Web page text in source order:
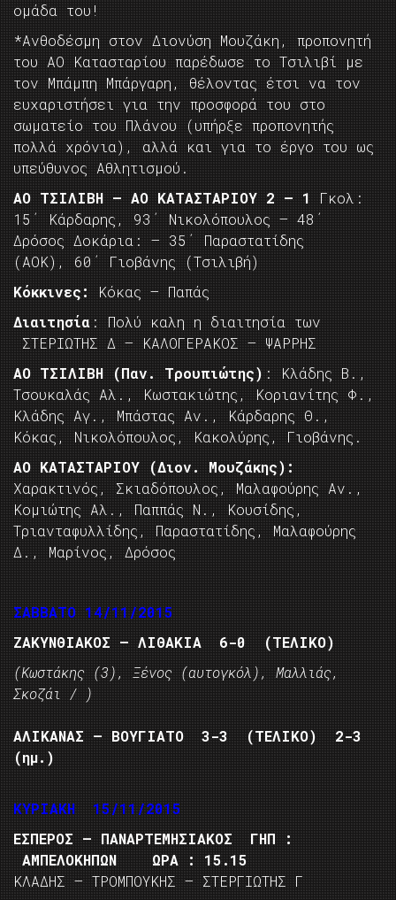
ομάδα του!
*Aνθοδέσμη στον Διονύση Μουζάκη, προπονητή
του ΑΟ Κατασταρίου παρέδωσε το Τσιλιβί με
τον Μπάμπη Μπάργαρη, θέλοντας έτσι να τον
ευχαριστήσει για την προσφορά του στο
σωματείο του Πλάνου (υπήρξε προπονητής
πολλά χρόνια), αλλά και για το έργο του ως
υπεύθυνος Αθλητισμού.
ΑΟ ΤΣΙΛΙΒΗ – ΑΟ ΚΑΤΑΣΤΑΡΙΟΥ 2 – 1
Γκολ:
15΄ Κάρδαρης, 93΄ Νικολόπουλος – 48΄
Δρόσος Δοκάρια: – 35΄ Παραστατίδης
(ΑΟΚ), 60΄ Γιοβάνης (Τσιλιβή)
Κόκκινες:
Κόκας – Παπάς
Διαιτησία : Πολύ καλη η διαιτησία των
ΣΤΕΡΙΩΤΗΣ Δ – ΚΑΛΟΓΕΡΑΚΟΣ – ΨΑΡΡΗΣ
ΑΟ ΤΣΙΛΙΒΗ (Παν. Τρουπιώτης) : Κλάδης Β.,
Τσουκαλάς Αλ., Κωστακιώτης, Κοριανίτης Φ.,
Κλάδης Αγ., Μπάστας Αν., Κάρδαρης Θ.,
Κόκας, Νικολόπουλος, Κακολύρης, Γιοβάνης.
ΑΟ ΚΑΤΑΣΤΑΡΙΟΥ (Διον. Μουζάκης):
Χαρακτινός, Σκιαδόπουλος, Μαλαφούρης Αν.,
Κομιώτης Αλ., Παππάς Ν., Κουσίδης,
Τριανταφυλλίδης, Παραστατίδης, Μαλαφούρης
Δ., Μαρίνος, Δρόσος
ΣΑΒΒΑΤΟ 14/11/2015
ΖΑΚΥΝΘΙΑΚΟΣ – ΛΙΘΑΚΙΑ 6-0 (ΤΕΛΙΚΟ)
(Κωστάκης (3), Ξένος (αυτογκόλ), Μαλλιάς,
Σκοζάι / )
ΑΛΙΚΑΝΑΣ – ΒΟΥΓΙΑΤΟ 3-3 (ΤΕΛΙΚΟ) 2-3
(ημ.)
ΚΥΡΙΑΚΗ 15/11/2015
ΕΣΠΕΡΟΣ – ΠΑΝΑΡΤΕΜΗΣΙΑΚΟΣ ΓΗΠ :
ΑΜΠΕΛΟΚΗΠΩΝ ΩΡΑ : 15.15
ΚΛΑΔΗΣ – ΤΡΟΜΠΟΥΚΗΣ – ΣΤΕΡΓΙΩΤΗΣ Γ